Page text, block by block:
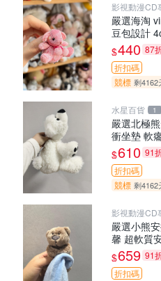
影視動漫CD
嚴選海淘
豆包設計
熊、高臀
$440 87
折扣碼
競標 剩4162
水星百貨 1
嚴選北極
衝坐墊 軟
久坐放松
屁屁坐墊
$610 91
折扣碼
競標 剩4162
影視動漫CD
嚴選小熊
馨 超軟質
約克豆豆
$659 91
折扣碼